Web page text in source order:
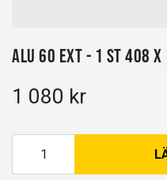
Alu 60 EXT - 1 st 408 x
1 080 kr